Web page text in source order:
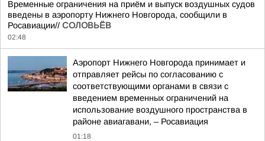
Временные ограничения на приём и выпуск воздушных судов
введены в аэропорту Нижнего Новгорода, сообщили в
Росавиации// СОЛОВЬЁВ
02:48
Аэропорт Нижнего Новгорода принимает и
отправляет рейсы по согласованию с
соответствующими органами в связи с
введением временных ограничений на
использование воздушного пространства в
районе авиагавани, – Росавиация
01:18